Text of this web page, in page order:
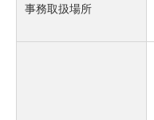
事務取扱場所